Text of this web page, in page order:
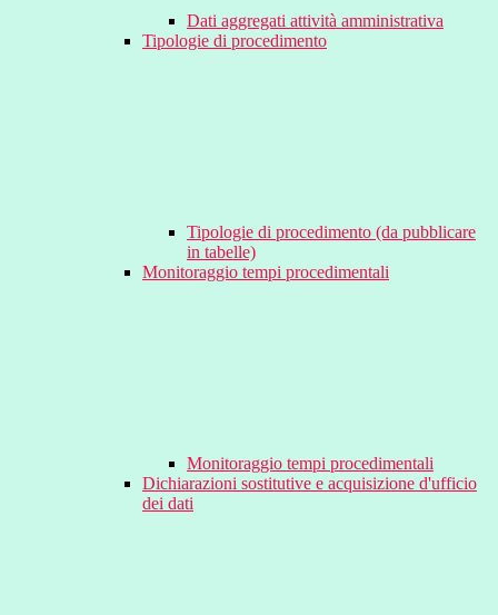
Dati aggregati attività amministrativa
Tipologie di procedimento
Tipologie di procedimento (da pubblicare
in tabelle)
Monitoraggio tempi procedimentali
Monitoraggio tempi procedimentali
Dichiarazioni sostitutive e acquisizione d'ufficio
dei dati